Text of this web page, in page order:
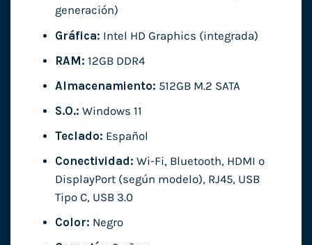
generación)
Gráfica: Intel HD Graphics (integrada)
RAM: 12GB DDR4
Almacenamiento: 512GB M.2 SATA
S.O.: Windows 11
Teclado: Español
Conectividad: Wi-Fi, Bluetooth, HDMI o
DisplayPort (según modelo), RJ45, USB
Tipo C, USB 3.0
Color: Negro